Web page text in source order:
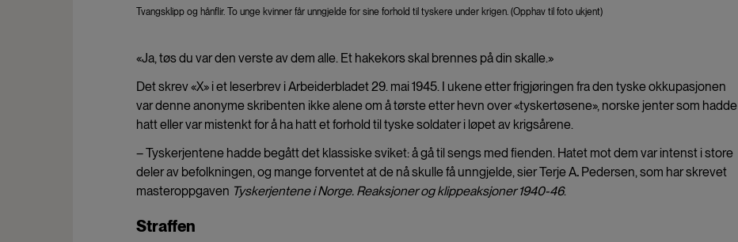
Tvangsklipp og hånflir. To unge kvinner får unngjelde for sine forhold til tyskere under krigen. (Opphav til foto ukjent)
«Ja, tøs du var den verste av dem alle. Et hakekors skal brennes på din skalle.»
Det skrev «X» i et leserbrev i Arbeiderbladet 29. mai 1945. I ukene etter frigjøringen fra den tyske okkupasjonen
var denne anonyme skribenten ikke alene om å tørste etter hevn over «tyskertøsene», norske jenter som hadde
hatt eller var mistenkt for å ha hatt et forhold til tyske soldater i løpet av krigsårene.
– Tyskerjentene hadde begått det klassiske sviket: å gå til sengs med fienden. Hatet mot dem var intenst i store
deler av befolkningen, og mange forventet at de nå skulle få unngjelde, sier Terje A. Pedersen, som har skrevet
masteroppgaven Tyskerjentene i Norge. Reaksjoner og klippeaksjoner 1940-46.
Straffen